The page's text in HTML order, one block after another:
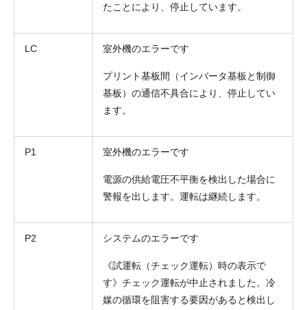
たことにより、停止しています。
LC 室外機のエラーです
プリント基板間（インバータ基板と制御
基板）の通信不具合により、停止してい
ます。
P1 室外機のエラーです
電源の供給電圧不平衡を検出した場合に
警報を出します。運転は継続します。
P2 システムのエラーです
《試運転（チェック運転）時の表示で
す》チェック運転が中止されました。冷
媒の循環を阻害する要因があると検出し